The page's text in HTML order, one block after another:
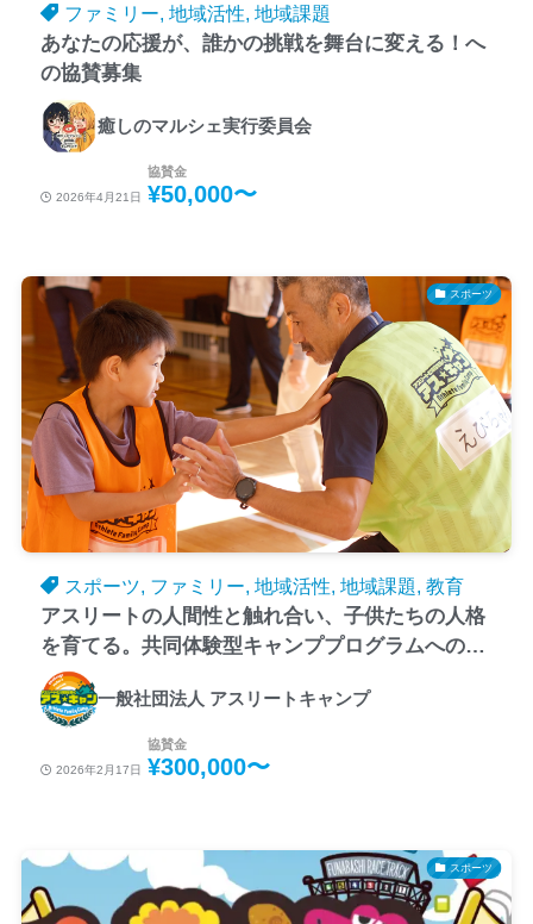
ファミリー, 地域活性, 地域課題
あなたの応援が、誰かの挑戦を舞台に変える！へ
の協賛募集
癒しのマルシェ実行委員会
2026年4月21日
協賛金
¥50,000〜
スポーツ
スポーツ, ファミリー, 地域活性, 地域課題, 教育
アスリートの人間性と触れ合い、子供たちの人格
を育てる。共同体験型キャンププログラムへの協
賛募集
一般社団法人 アスリートキャンプ
2026年2月17日
協賛金
¥300,000〜
スポーツ